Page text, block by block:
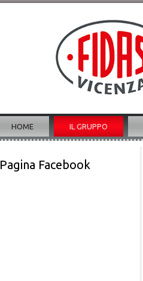
HOME IL GRUPPO
Pagina Facebook